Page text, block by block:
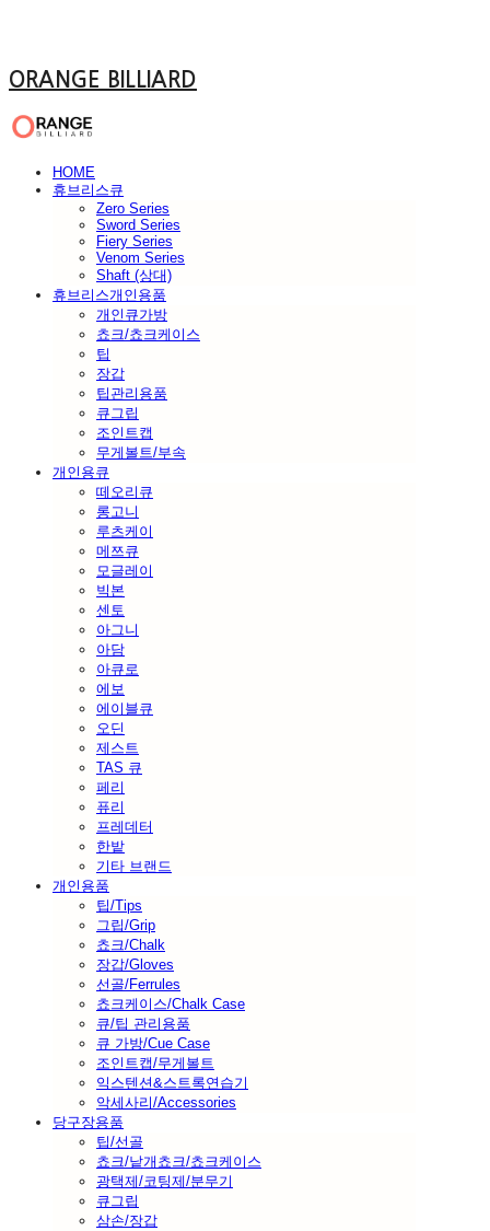
ORANGE BILLIARD
HOME
휴브리스큐
Zero Series
Sword Series
Fiery Series
Venom Series
Shaft (상대)
휴브리스개인용품
개인큐가방
쵸크/쵸크케이스
팁
장갑
팁관리용품
큐그립
조인트캡
무게볼트/부속
개인용큐
떼오리큐
롱고니
루츠케이
메쯔큐
모글레이
빅본
센토
아그니
아담
아큐로
에보
에이블큐
오딘
제스트
TAS 큐
페리
퓨리
프레데터
한밭
기타 브랜드
개인용품
팁/Tips
그립/Grip
쵸크/Chalk
장갑/Gloves
선골/Ferrules
쵸크케이스/Chalk Case
큐/팁 관리용품
큐 가방/Cue Case
조인트캡/무게볼트
익스텐션&스트록연습기
악세사리/Accessories
당구장용품
팁/선골
쵸크/낱개쵸크/쵸크케이스
광택제/코팅제/분무기
큐그립
삼손/장갑